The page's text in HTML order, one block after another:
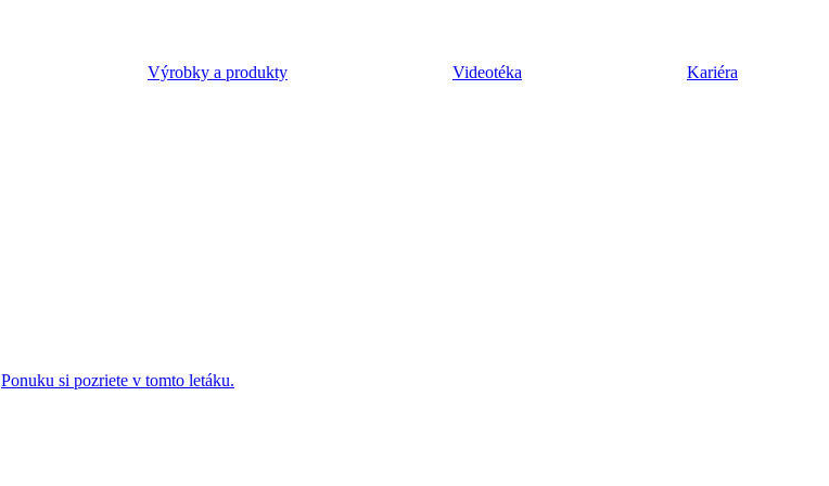
Výrobky a produkty Videotéka
Kariéra
Ponuku si pozriete v tomto letáku.